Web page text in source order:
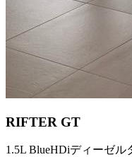
RIFTER GT
1.5L BlueHDiディーゼル